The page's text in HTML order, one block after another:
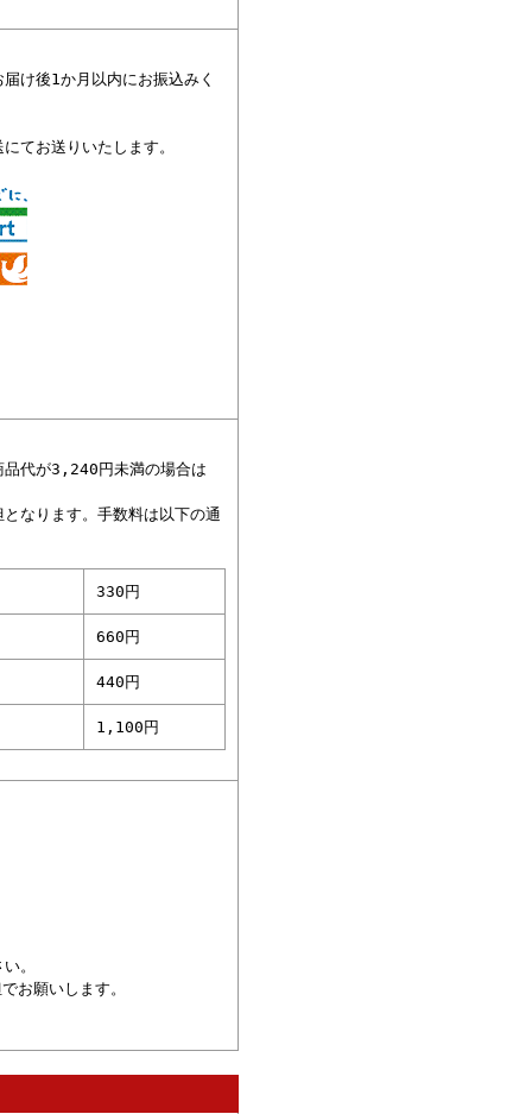
け後1か月以内にお振込みく
てお送りいたします。
品代が3,240円未満の場合は
なります。手数料は以下の通
330円
660円
440円
1,100円
。
お願いします。